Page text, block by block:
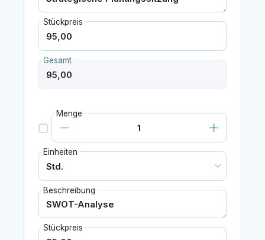
Stückpreis
Gesamt
Menge
Einheiten
Beschreibung
Stückpreis